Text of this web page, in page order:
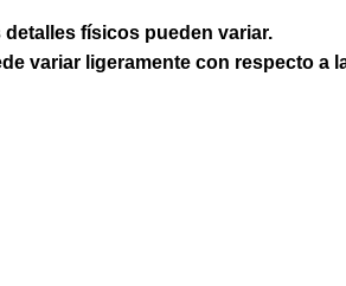
físicos pueden variar.
variar ligeramente con respecto